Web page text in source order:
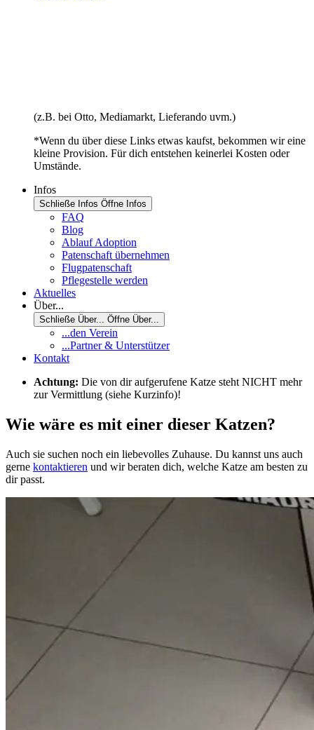
(z.B. bei Otto, Mediamarkt, Lieferando uvm.)
*Wenn du über diese Links etwas kaufst, bekommen wir eine
kleine Provision. Für dich entstehen keinerlei Kosten oder
Umstände.
Infos
Schließe Infos Öffne Infos
FAQ
Blog
Ablauf Adoption
Patenschaft übernehmen
Flugpatenschaft
Pflegestelle werden
Aktuelles
Über...
Schließe Über... Öffne Über...
...den Verein
...Partner & Unterstützer
Kontakt
Achtung: Die von dir aufgerufene Katze steht NICHT mehr
zur Vermittlung (siehe Kurzinfo)!
Wie wäre es mit einer dieser Katzen?
Auch sie suchen noch ein liebevolles Zuhause. Du kannst uns auch
gerne kontaktieren und wir beraten dich, welche Katze am besten zu
dir passt.